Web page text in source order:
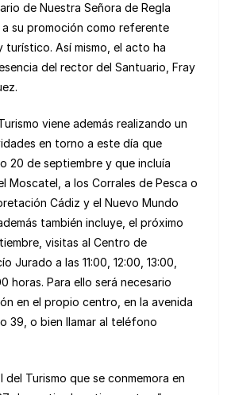
de Nuestra Señora de Regla
su promoción como referente
turístico. Así mismo, el acto ha
del rector del Santuario, Fray
viene además realizando un
en torno a este día que
20 de septiembre y que incluía
Moscatel, a los Corrales de Pesca o
Cádiz y el Nuevo Mundo
también incluye, el próximo
visitas al Centro de
Jurado a las 11:00, 12:00, 13:00,
horas. Para ello será necesario
en el propio centro, en la avenida
39, o bien llamar al teléfono
del Turismo que se conmemora en